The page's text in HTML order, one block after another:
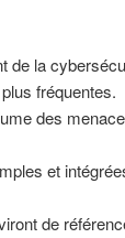
de la
fréquentes.
des
et
de